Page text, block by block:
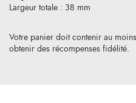
Votre panier doit contenir au
obtenir des récompenses fidélité.
Largeur totale : 38 mm